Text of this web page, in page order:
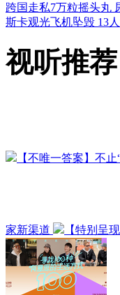
跨国走私7万粒摇头丸
斯卡观光飞机坠毁 13
视听推荐
【不唯一答案】不止
家新渠道 【特别呈